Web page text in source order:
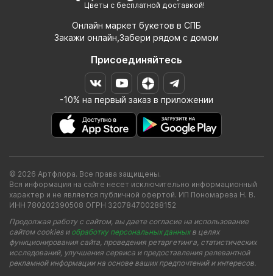
Цветы с бесплатной доставкой!
Онлайн маркет букетов в СПБ
Закажи онлайн,Забери рядом с домом
Присоединяйтесь
-10% на первый заказ в приложении
© 2026 Артфлора. Все права защищены.
Вся информация на сайте несет исключительно информационный
характер и не является публичной офертой. ИП Пономарева Н. В.
ИНН 780202390508 ОГРН 320784700288152
Продолжая работу с сайтом, вы даете согласие на использование
сайтом cookies и обработку персональных данныхв целях
функционирования сайта, проведения ретаргетинга, статистических
исследований, улучшения сервиса и предоставления релевантной
рекламной информации на основе ваших предпочтений и интересов.